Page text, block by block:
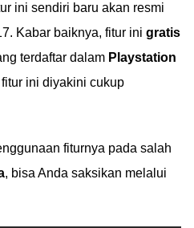
ini sendiri baru akan resmi
Kabar baiknya, fitur ini gratis
terdaftar dalam Playstation
ini diyakini cukup
fiturnya pada salah
, bisa Anda saksikan melalui